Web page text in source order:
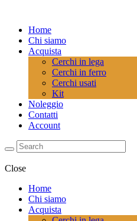
Home
Chi siamo
Acquista
Cerchi in lega
Cerchi in ferro
Cerchi usati
Kit
Noleggio
Contatti
Account
Close
Home
Chi siamo
Acquista